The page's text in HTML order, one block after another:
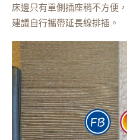
床邊只有單側插座稍不方便
建議自行攜帶延長線排插。